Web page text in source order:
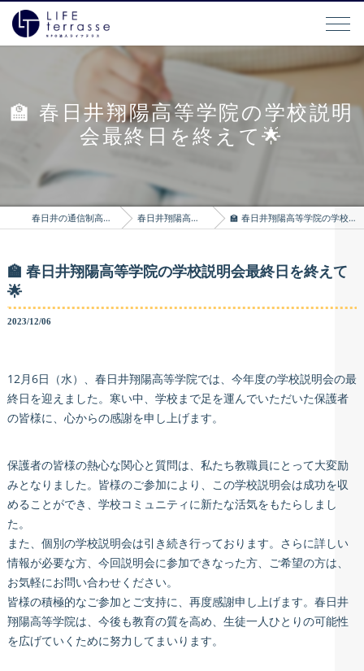
🏫 春日井翔陽高等学院の学校説明
会最終日を終えて🌟
春日井の通信制高校はLIFEterrasse 春日井翔陽高等学院のブログ 🏫 春日井翔陽高等学院の学校説明会最終日を終えて🌟
🏫 春日井翔陽高等学院の学校説明会最終日を終えて
🌟
2023/12/06
12月6日（水）、春日井翔陽高等学院では、今年度の学校説明会の最
終日を迎えました。寒い中、学校まで足を運んでいただいた保護者
の皆様に、心からの感謝を申し上げます。
保護者の皆様の熱心な関心と質問は、私たち教職員にとって大変励
みとなりました。皆様のご参加により、この学校説明会は成功を収
めることができ、学校コミュニティに新たな活気をもたらしまし
た。
また、個別の学校説明会は引き続き行っております。さらに詳しい
情報が必要な方、今回説明会に参加できなった方、ご希望の方は、
お気軽にお問い合わせください。
皆様の積極的なご参加とご支持に、再度感謝申し上げます。春日井
翔陽高等学院は、今後も教育の質を高め、生徒一人ひとりの可能性
を広げていくために努力してまいります。